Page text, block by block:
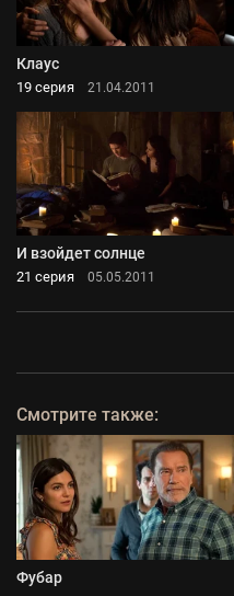
Клаус
19 серия 21.04.2011
И взойдет солнце
21 серия 05.05.2011
Смотрите также:
Фубар